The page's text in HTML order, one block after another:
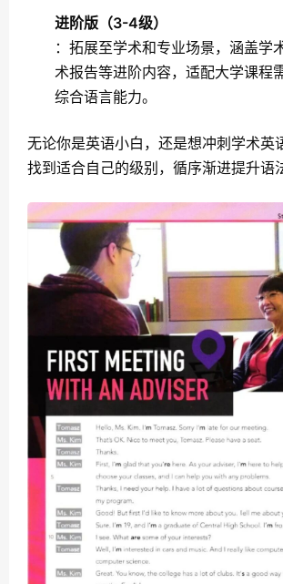
进阶版（3-4级）
：拓展至学术和专业场景，涵盖学
术报告等进阶内容，适配大学课程
综合语言能力。
无论你是英语小白，还是想冲刺学术英
找到适合自己的级别，循序渐进提升语